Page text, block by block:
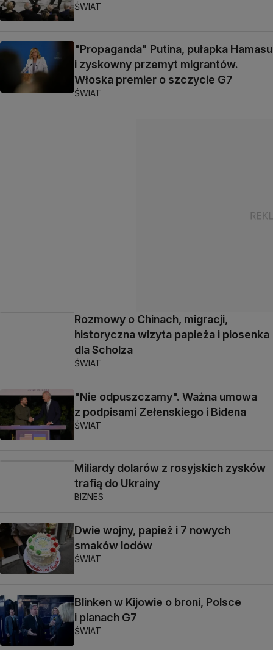
ŚWIAT
"Propaganda" Putina, pułapka Hamasu
i zyskowny przemyt migrantów.
Włoska premier o szczycie G7
ŚWIAT
Rozmowy o Chinach, migracji,
historyczna wizyta papieża i piosenka
dla Scholza
ŚWIAT
"Nie odpuszczamy". Ważna umowa
z podpisami Zełenskiego i Bidena
ŚWIAT
Miliardy dolarów z rosyjskich zysków
trafią do Ukrainy
BIZNES
Dwie wojny, papież i 7 nowych
smaków lodów
ŚWIAT
Blinken w Kijowie o broni, Polsce
i planach G7
ŚWIAT